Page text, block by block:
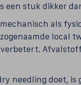
een stuk dikker
als
local
needling doet,